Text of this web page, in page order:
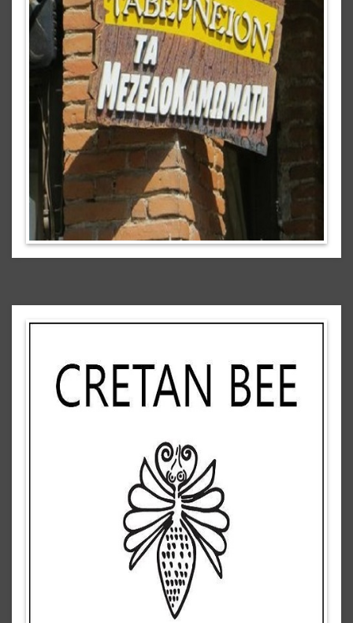
The requested content cannot be found